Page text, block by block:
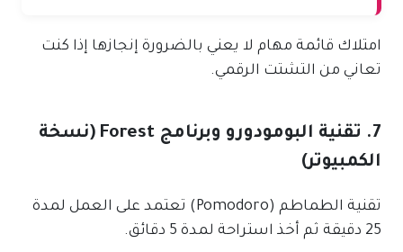
امتلاك قائمة مهام لا يعني بالضرورة إنجازها إذا كنت
تعاني من التشتت الرقمي.
7. تقنية البومودورو وبرنامج Forest (نسخة
الكمبيوتر)
تقنية الطماطم (Pomodoro) تعتمد على العمل لمدة
25 دقيقة ثم أخذ استراحة لمدة 5 دقائق.